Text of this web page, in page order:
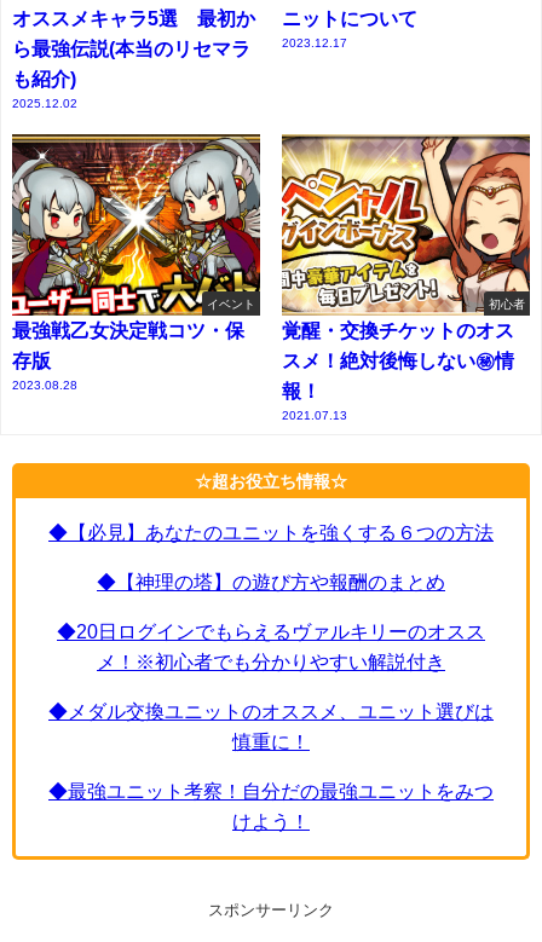
オススメキャラ5選 最初か
ら最強伝説(本当のリセマラ
も紹介)
2025.12.02
ニットについて
2023.12.17
イベント
最強戦乙女決定戦コツ・保
存版
2023.08.28
初心者
覚醒・交換チケットのオス
スメ！絶対後悔しない㊙情
報！
2021.07.13
☆超お役立ち情報☆
◆【必見】あなたのユニットを強くする６つの方法
◆【神理の塔】の遊び方や報酬のまとめ
◆20日ログインでもらえるヴァルキリーのオスス
メ！※初心者でも分かりやすい解説付き
◆メダル交換ユニットのオススメ、ユニット選びは
慎重に！
◆最強ユニット考察！自分だの最強ユニットをみつ
けよう！
スポンサーリンク